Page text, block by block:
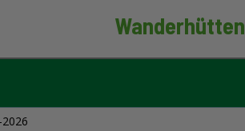
Wanderhütten